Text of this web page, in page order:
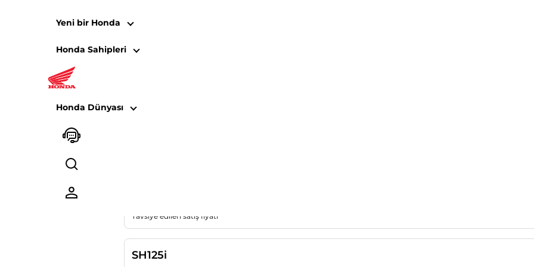
Yeni bir Honda
Honda Sahipleri
Honda Dünyası
Tavsiye edilen satış fiyatı
SH125i